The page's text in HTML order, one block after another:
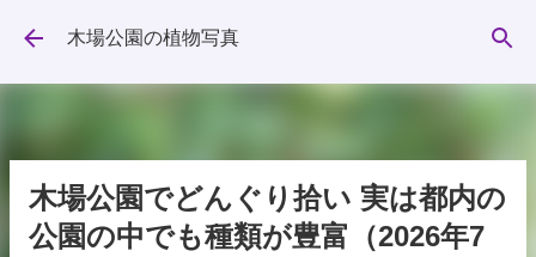
スキップしてメイン コンテンツに移動
木場公園の植物写真
木場公園でどんぐり拾い 実は都内の
公園の中でも種類が豊富（2026年7